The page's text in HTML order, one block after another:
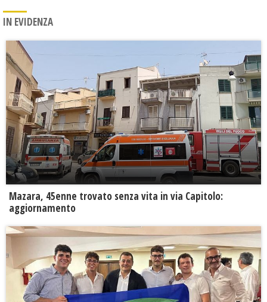
IN EVIDENZA
Mazara, 45enne trovato senza vita in via Capitolo:
aggiornamento